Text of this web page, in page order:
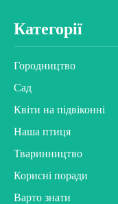
Категорії
Городництво
Сад
Квіти на підвіконні
Наша птиця
Тваринництво
Корисні поради
Варто знати